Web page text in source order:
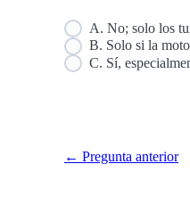
A. No; solo los
B. Solo si la
C. Sí,
← Pregunta anterior